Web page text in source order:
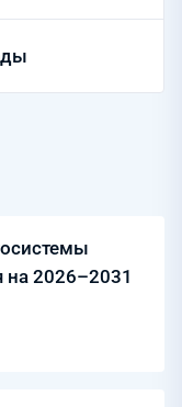
на 2026–2031